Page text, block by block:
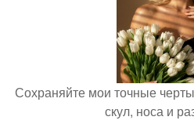
Сохраняйте мои точные
скул, носа и